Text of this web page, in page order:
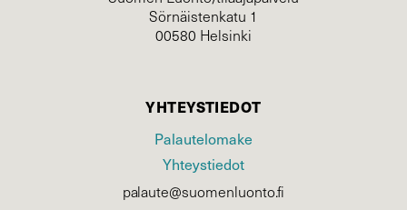
Sörnäistenkatu 1
00580 Helsinki
YHTEYSTIEDOT
Palautelomake
Yhteystiedot
palaute@suomenluonto.fi